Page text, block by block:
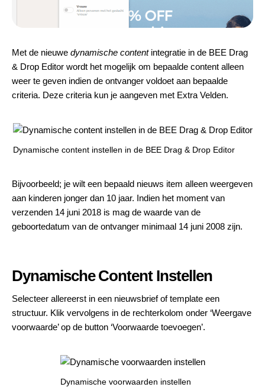
Met de nieuwe dynamische contentintegratie in de BEE Drag
& Drop Editor wordt het mogelijk om bepaalde content alleen
weer te geven indien de ontvanger voldoet aan bepaalde
criteria. Deze criteria kun je aangeven met Extra Velden.
Dynamische content instellen in de BEE Drag & Drop Editor
Bijvoorbeeld; je wilt een bepaald nieuws item alleen weergeven
aan kinderen jonger dan 10 jaar. Indien het moment van
verzenden 14 juni 2018 is mag de waarde van de
geboortedatum van de ontvanger minimaal 14 juni 2008 zijn.
Dynamische Content Instellen
Selecteer allereerst in een nieuwsbrief of template een
structuur. Klik vervolgens in de rechterkolom onder ‘Weergave
voorwaarde’ op de button ‘Voorwaarde toevoegen’.
Dynamische voorwaarden instellen